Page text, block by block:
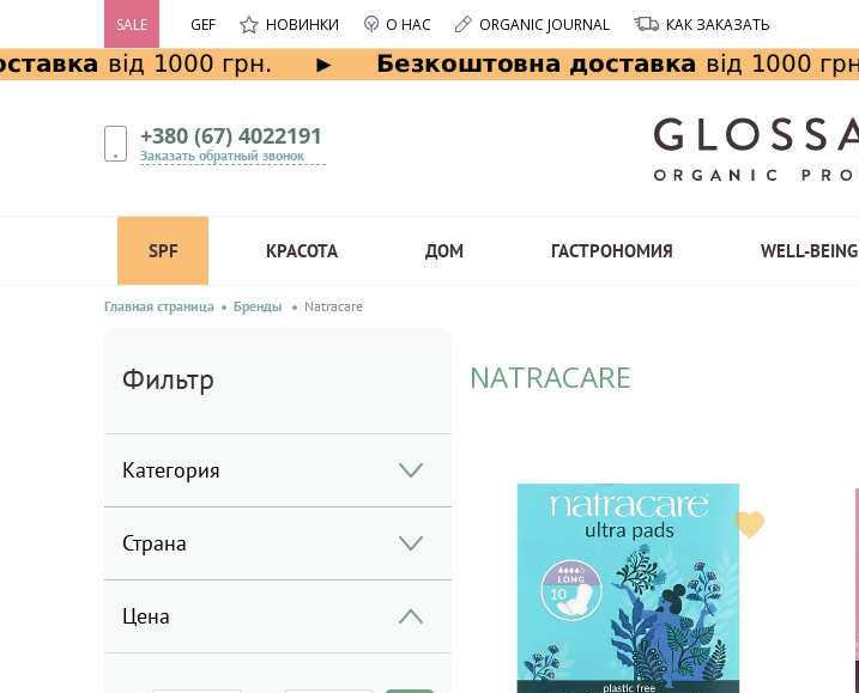
SALE GEF НОВИНКИ О НАС ORGANIC JOURNAL КАК ЗАКАЗАТЬ
+380 (67) 4022191
Заказать обратный звонок
SPF КРАСОТА ДОМ ГАСТРОНОМИЯ WELL-BEING
Главная страница Бренды Natracare
Фильтр
Категория
Страна
Цена
NATRACARE